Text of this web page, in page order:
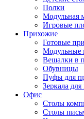
Полки
Модульная
Игровые
Прихожие
Готовые
Модульные
Вешалки в
Обувницы
Пуфы для
Зеркала
Офис
Столы
Столы